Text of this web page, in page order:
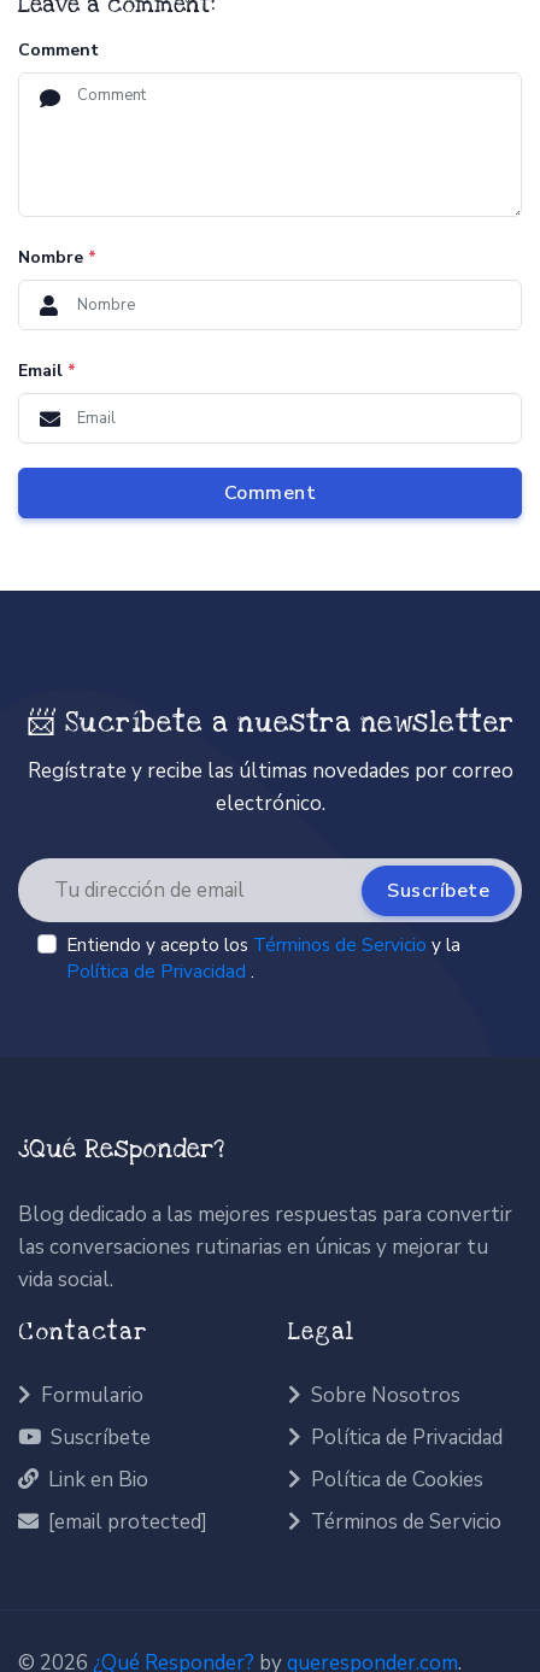
Comment
Nombre *
Email *
Comment
📨 Sucríbete a nuestra newsletter
Regístrate y recibe las últimas novedades por correo
electrónico.
Suscríbete
Entiendo y acepto los Términos de Servicio y la
Política de Privacidad .
¿Qué Responder?
Blog dedicado a las mejores respuestas para convertir
las conversaciones rutinarias en únicas y mejorar tu
vida social.
Contactar
Formulario
Suscríbete
Link en Bio
[email protected]
Legal
Sobre Nosotros
Política de Privacidad
Política de Cookies
Términos de Servicio
© 2026 ¿Qué Responder? byqueresponder.com.